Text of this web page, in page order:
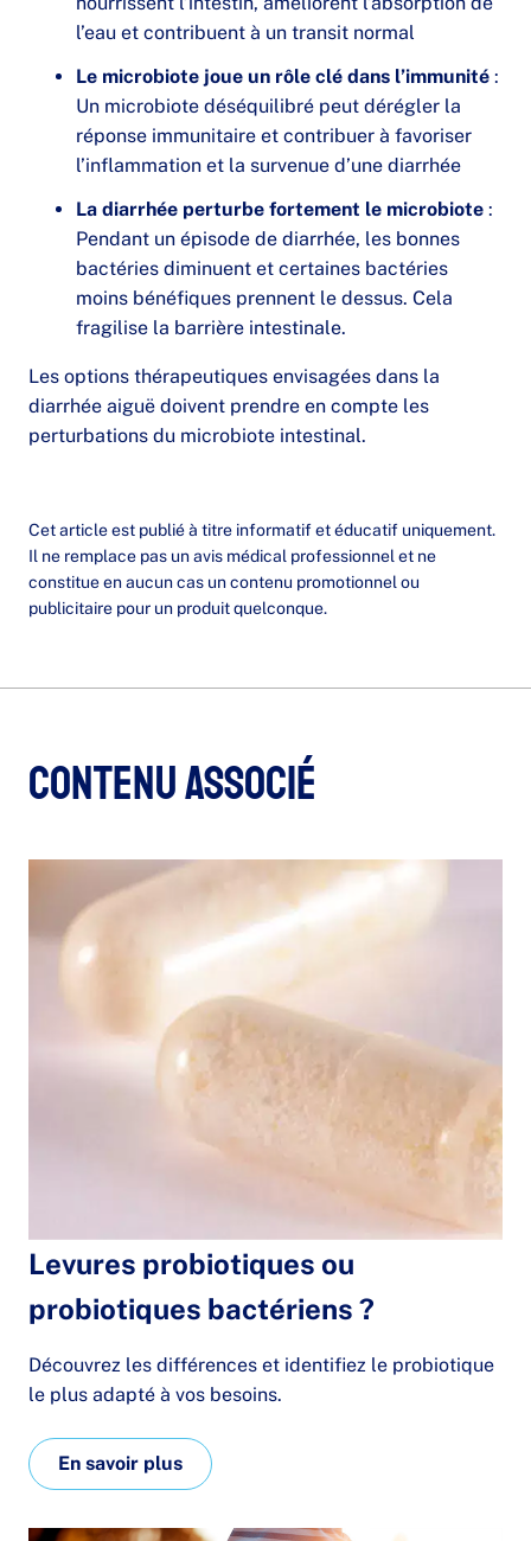
l’eau et contribuent à un transit normal
Le microbiote joue un rôle clé dans l’immunité :
Un microbiote déséquilibré peut dérégler la
réponse immunitaire et contribuer à favoriser
l’inflammation et la survenue d’une diarrhée
La diarrhée perturbe fortement le microbiote :
Pendant un épisode de diarrhée, les bonnes
bactéries diminuent et certaines bactéries
moins bénéfiques prennent le dessus. Cela
fragilise la barrière intestinale.
Les options thérapeutiques envisagées dans la
diarrhée aiguë doivent prendre en compte les
perturbations du microbiote intestinal.
Cet article est publié à titre informatif et éducatif uniquement.
Il ne remplace pas un avis médical professionnel et ne
constitue en aucun cas un contenu promotionnel ou
publicitaire pour un produit quelconque.
Contenu associé
Levures probiotiques ou
probiotiques bactériens ?
Découvrez les différences et identifiez le probiotique
le plus adapté à vos besoins.
En savoir plus